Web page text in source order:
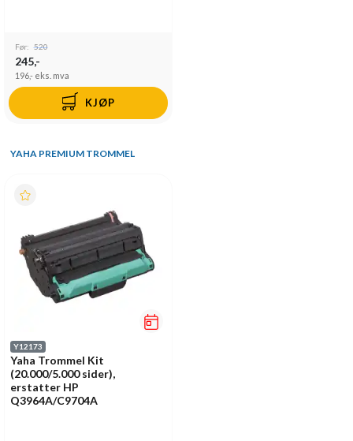
Før: 520
245,-
196,- eks. mva
KJØP
YAHA PREMIUM TROMMEL
Y12173
Yaha Trommel Kit
(20.000/5.000 sider),
erstatter HP
Q3964A/C9704A